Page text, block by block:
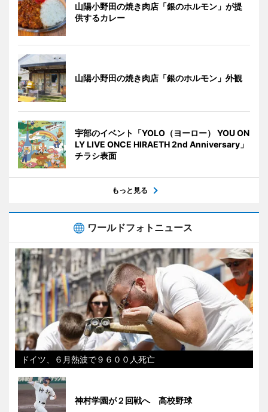
山陽小野田の焼き肉店「銀のホルモン」が提
供するカレー
山陽小野田の焼き肉店「銀のホルモン」外観
宇部のイベント「YOLO（ヨーロー） YOU ON
LY LIVE ONCE HIRAETH 2nd Anniversary」
チラシ表面
もっと見る
ワールドフォトニュース
ドイツ、６月熱波で９６００人死亡
神村学園が２回戦へ 高校野球